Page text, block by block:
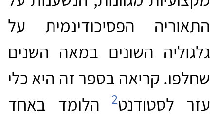
התאוריה הפסיכודינמית על
גלגוליה השונים במאה השנים
שחלפו. קריאה בספר זה היא כלי
עזר לסטודנט2
הלומד באחד